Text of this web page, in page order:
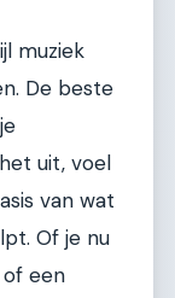
muziek
De beste
uit, voel
van wat
Of je nu
een